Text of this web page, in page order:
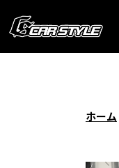
ホーム